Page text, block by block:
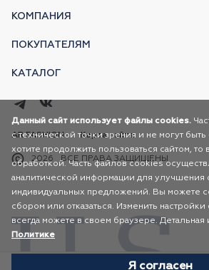
КОМПАНИЯ
ПОКУПАТЕЛЯМ
КАТАЛОГ
2026 ВСЕ ПРАВА ЗАЩИЩЕНЫ
AR FASHION Карта сайта
Данный сайт использует файлы cookies.
с технической точки зрения и не могут
хотите продолжить пользоваться сайтом, то
обработкой. Часть файлов cookies
аналитической информации для улучшения
индивидуальных предложений. Вы можете
сбором или отказаться. Изменить
всегда можете в своем браузере. Детальная
Политике
Я согласен